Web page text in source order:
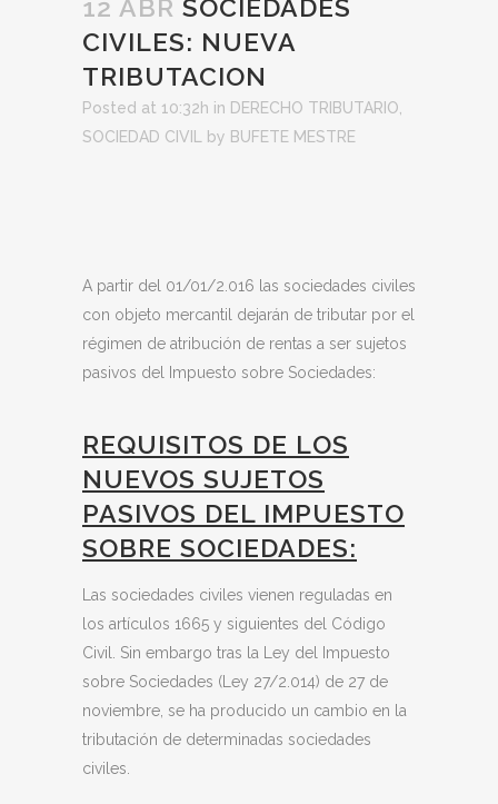
12 ABR SOCIEDADES
CIVILES: NUEVA
TRIBUTACION
Posted at 10:32h in DERECHO TRIBUTARIO,
SOCIEDAD CIVIL by BUFETE MESTRE
A partir del 01/01/2.016 las sociedades civiles
con objeto mercantil dejarán de tributar por el
régimen de atribución de rentas a ser sujetos
pasivos del Impuesto sobre Sociedades:
REQUISITOS DE LOS
NUEVOS SUJETOS
PASIVOS DEL IMPUESTO
SOBRE SOCIEDADES:
Las sociedades civiles vienen reguladas en
los artículos 1665 y siguientes del Código
Civil. Sin embargo tras la Ley del Impuesto
sobre Sociedades (Ley 27/2.014) de 27 de
noviembre, se ha producido un cambio en la
tributación de determinadas sociedades
civiles.